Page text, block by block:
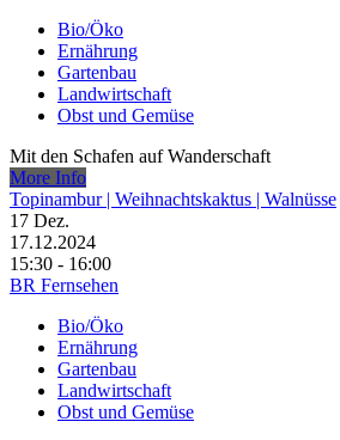
Bio/Öko
Ernährung
Gartenbau
Landwirtschaft
Obst und Gemüse
Mit den Schafen auf Wanderschaft
More Info
Topinambur | Weihnachtskaktus | Walnüsse
17 Dez.
17.12.2024
15:30 - 16:00
BR Fernsehen
Bio/Öko
Ernährung
Gartenbau
Landwirtschaft
Obst und Gemüse